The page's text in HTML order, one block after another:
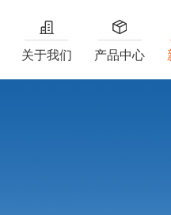
关于我们 产品中心